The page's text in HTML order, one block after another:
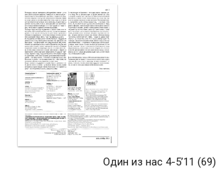
Один из нас 4-5’11 (69)